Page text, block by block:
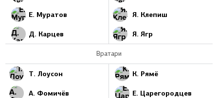
Е. Муратов Я. Клепиш
Д. Карцев Я. Ягр
Вратари
Т. Лоусон К. Рямё
А. Фомичёв Е. Царегородцев